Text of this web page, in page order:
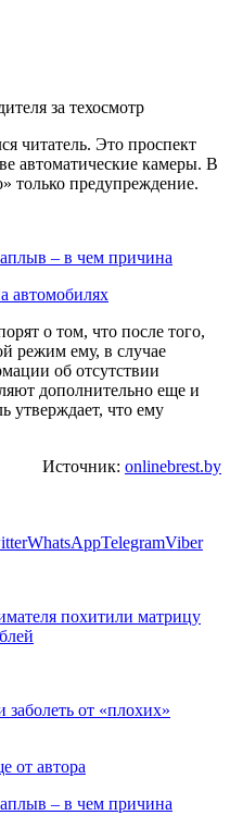
читатель. Это проспект
автоматические камеры. В
только предупреждение.
– в чем причина
автомобилях
о том, что после того,
режим ему, в случае
об отсутствии
дополнительно еще и
утверждает, что ему
Источник: onlinebrest.by
WhatsAppTelegramViber
похитили матрицу
от «плохих»
от автора
– в чем причина